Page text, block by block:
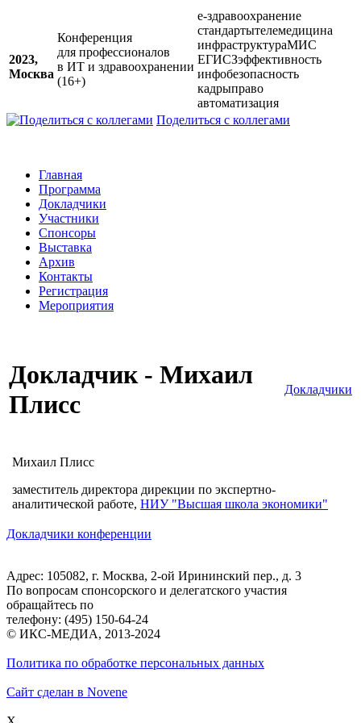
2023,
Москва
Конференция
для профессионалов
в ИТ и здравоохранении
(16+)
е-здравоохранение
стандартытелемедицина
инфраструктураМИС
ЕГИСЗэффективность
инфобезопасность
кадрыправо
автоматизация
Поделиться с коллегами
Главная
Программа
Докладчики
Участники
Спонсоры
Выставка
Архив
Контакты
Регистрация
Мероприятия
Докладчик - Михаил
Плисс
Докладчики
Михаил Плисс
заместитель директора дирекции по экспертно-
аналитической работе, НИУ "Высшая школа экономики"
Докладчики конференции
Адрес: 105082, г. Москва, 2-ой Ирининский пер., д. 3
По вопросам спонсорского и делегатского участия
обращайтесь по
телефону: (495) 150-64-24
© ИКС-МЕДИА, 2013-2024
Политика по обработке персональных данных
Сайт сделан в Novene